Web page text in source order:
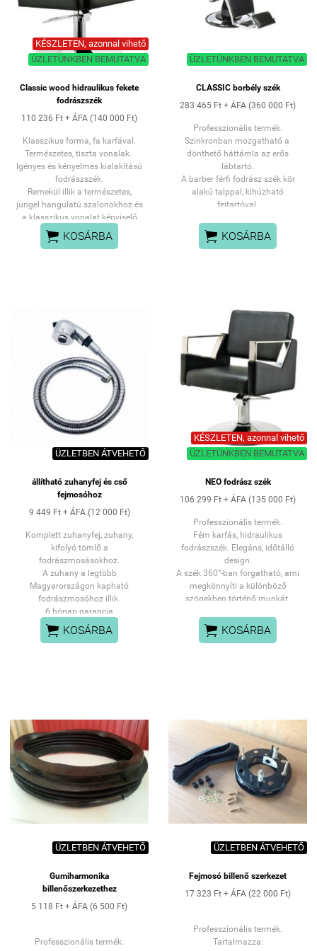
KÉSZLETEN, azonnal vihető
ÜZLETÜNKBEN BEMUTATVA
Classic wood hidraulikus fekete
fodrászszék
110 236 Ft + ÁFA (140 000 Ft)
Klasszikus forma, fa karfával.
Természetes, tiszta vonalak.
Igényes és kényelmes kialakítású
fodrászszék.
Remekül illik a természetes,
jungel hangulatú szalonokhoz és
a klasszikus vonalat képviselő
fodrászatokhoz.
 KOSÁRBA
ÜZLETÜNKBEN BEMUTATVA
CLASSIC borbély szék
283 465 Ft + ÁFA (360 000 Ft)
Professzionális termék.
Szinkronban mozgatható a
dönthető háttámla az erős
lábtartó.
A barber férfi fodrász szék kör
alakú talppal, kihúzható
fejtartóval.
emelhető.
Speciálisan férfiaknak készült
A szék 360°-ban forgatható, ami
megkönnyíti a különböző
szögekben történő hajvágást,
borotválást, szakáll igazítást.
A pedál felemelésével fixalható a
szék poziciója
 KOSÁRBA
ÜZLETBEN ÁTVEHETŐ
állítható zuhanyfej és cső
fejmosóhoz
9 449 Ft + ÁFA (12 000 Ft)
Komplett zuhanyfej, zuhany,
kifolyó tömlő a
fodrászmosásokhoz.
A zuhany a legtöbb
Magyarországon kapható
fodrászmosóhoz illik.
6 hónap garancia
SZEMÉLYES ÁTVÉTEL:
PANNÓNIA UTCAI
 KOSÁRBA
KÉSZLETEN, azonnal vihető
ÜZLETÜNKBEN BEMUTATVA
NEO fodrász szék
106 299 Ft + ÁFA (135 000 Ft)
Professzionális termék.
Fém karfás, hidraulikus
fodrászszék. Elegáns, időtálló
design.
A szék 360°-ban forgatható, ami
megkönnyíti a különböző
szögekben történő munkát.
szék poziciója.
 KOSÁRBA
ÜZLETBEN ÁTVEHETŐ
Gumiharmonika
billenőszerkezethez
5 118 Ft + ÁFA (6 500 Ft)
Professzionális termék.
ÜZLETBEN ÁTVEHETŐ
Fejmosó billenő szerkezet
17 323 Ft + ÁFA (22 000 Ft)
Professzionális termék.
Tartalmazza: